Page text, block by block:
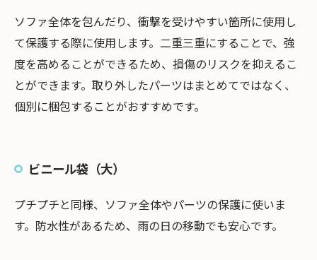
ソファ全体を包んだり、衝撃を受けやすい箇所に使用し
て保護する際に使用します。二重三重にすることで、強
度を高めることができるため、損傷のリスクを抑えるこ
とができます。取り外したパーツはまとめてではなく、
個別に梱包することがおすすめです。
ビニール袋（大）
プチプチと同様、ソファ全体やパーツの保護に使いま
す。防水性があるため、雨の日の移動でも安心です。